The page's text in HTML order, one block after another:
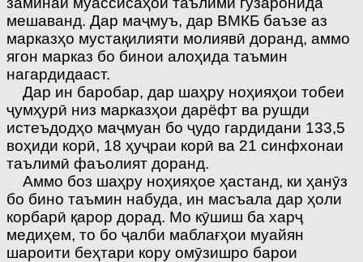
мешаванд. Дар маҷмуъ, дар ВМКБ баъзе аз
марказҳо мустақилияти мо­лиявӣ доранд, аммо
ягон марказ бо бинои алоҳида таъмин
нагардидааст.
Дар ин баробар, дар шаҳру ноҳияҳои тобеи
ҷумҳурӣ низ марказҳои дарёфт ва рушди
истеъдодҳо маҷмуан бо ҷудо гардидани 133,5
воҳиди корӣ, 18 ҳуҷраи корӣ ва 21 синфхонаи
таълимӣ фаъолият доранд.
Аммо боз шаҳру ноҳияҳое ҳастанд, ки ҳанӯз
бо бино таъмин набуда, ин масъала дар ҳоли
корбарӣ қарор дорад. Мо кӯшиш ба харҷ
медиҳем, то бо ҷалби маблағҳои муайян
шароити беҳтари кору омӯзишро барои